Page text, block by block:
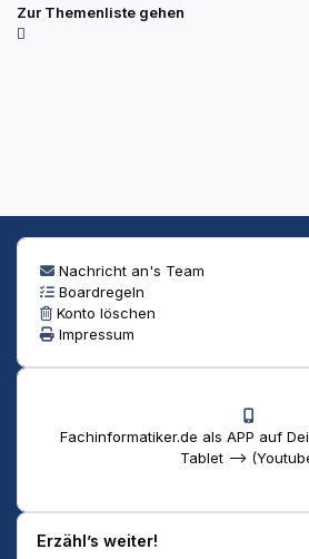
Zur Themenliste gehen
Nachricht an's Team
Boardregeln
Konto löschen
Impressum
Fachinformatiker.de als APP auf
Tablet -->
Erzähl’s weiter!